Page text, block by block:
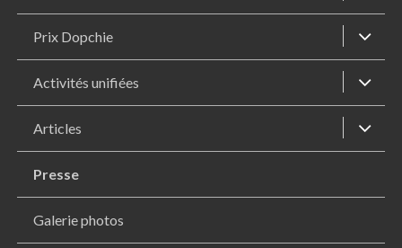
Prix Dopchie
Activités unifiées
Articles
Presse
Galerie photos